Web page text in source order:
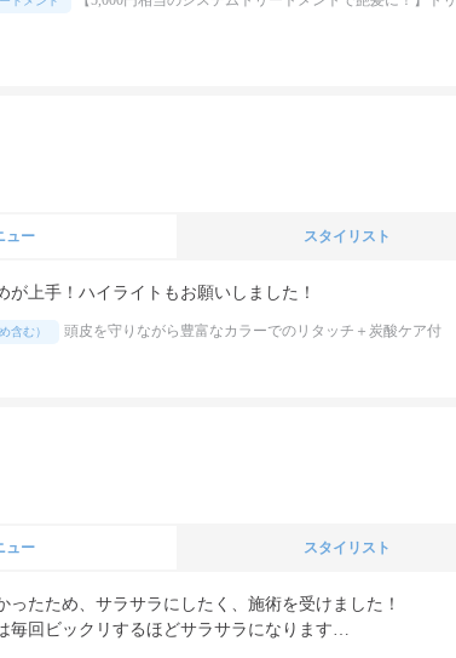
ュー スタイリスト
が上手！ハイライトもお願いしました！
含む） 頭皮を守りながら豊富なカラーでのリタッチ＋炭酸ケア付
ュー スタイリスト
ったため、サラサラにしたく、施術を受けました！
毎回ビックリするほどサラサラになります…